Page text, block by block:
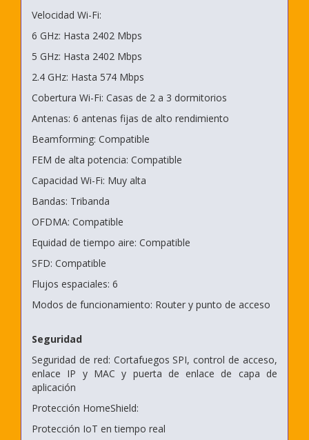
Velocidad Wi-Fi:
6 GHz: Hasta 2402 Mbps
5 GHz: Hasta 2402 Mbps
2.4 GHz: Hasta 574 Mbps
Cobertura Wi-Fi: Casas de 2 a 3 dormitorios
Antenas: 6 antenas fijas de alto rendimiento
Beamforming: Compatible
FEM de alta potencia: Compatible
Capacidad Wi-Fi: Muy alta
Bandas: Tribanda
OFDMA: Compatible
Equidad de tiempo aire: Compatible
SFD: Compatible
Flujos espaciales: 6
Modos de funcionamiento: Router y punto de acceso
Seguridad
Seguridad de red: Cortafuegos SPI, control de acceso,
enlace IP y MAC y puerta de enlace de capa de
aplicación
Protección HomeShield:
Protección IoT en tiempo real